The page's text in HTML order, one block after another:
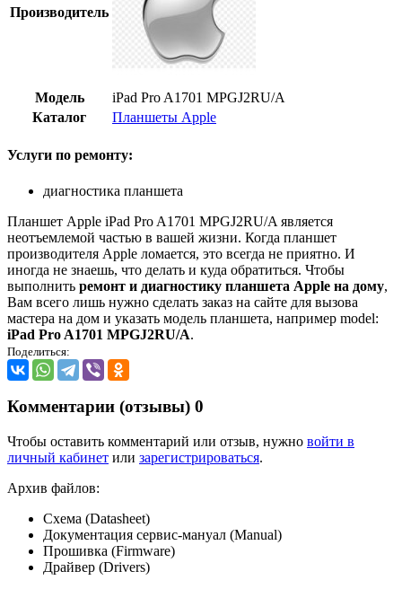
Производитель
Модель
iPad Pro A1701 MPGJ2RU/A
Каталог
Планшеты Apple
Услуги по ремонту:
диагностика планшета
Планшет Apple iPad Pro A1701 MPGJ2RU/A является
неотъемлемой частью в вашей жизни. Когда планшет
производителя Apple ломается, это всегда не приятно. И
иногда не знаешь, что делать и куда обратиться. Чтобы
выполнить ремонт и диагностику планшета Apple на дому,
Вам всего лишь нужно сделать заказ на сайте для вызова
мастера на дом и указать модель планшета, например model:
iPad Pro A1701 MPGJ2RU/A.
Поделиться:
Комментарии (отзывы) 0
Чтобы оставить комментарий или отзыв, нужно войти в
личный кабинет или зарегистрироваться.
Архив файлов:
Схема (Datasheet)
Документация сервис-мануал (Manual)
Прошивка (Firmware)
Драйвер (Drivers)